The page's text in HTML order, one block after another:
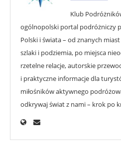
Klub
ogólnopolski portal podróżniczy
Polski i świata – od znanych
szlaki i podziemia, po miejsca
rzetelne relacje, autorskie
i praktyczne informacje dla
miłośników aktywnego
odkrywaj świat z nami – krok po